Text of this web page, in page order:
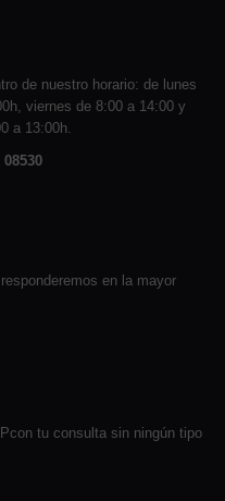
de nuestro horario: de lunes
viernes de 8:00 a 14:00 y
a 13:00h.
en la mayor
tu consulta sin ningún tipo